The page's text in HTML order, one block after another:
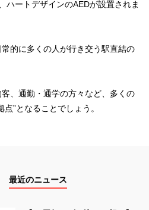
ハートデザインのAEDが設置されま
的に多くの人が行き交う駅直結の
、通勤・通学の方々など、多くの
”となることでしょう。
最近のニュース